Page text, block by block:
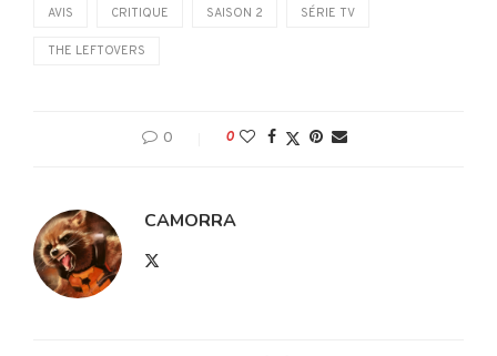
AVIS CRITIQUE SAISON 2 SÉRIE TV
THE LEFTOVERS
0 0
CAMORRA